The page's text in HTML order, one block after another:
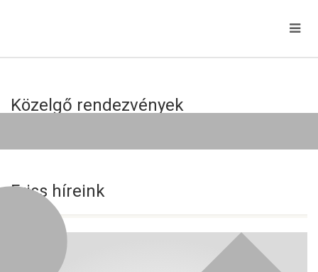
Közelgő rendezvények
Friss híreink